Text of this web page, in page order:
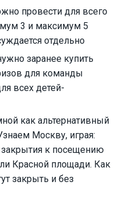
провести для всего
3 и максимум 5
отдельно
заранее купить
для команды
всех детей-
как альтернативный
Москву, играя:
закрытия к посещению
Красной площади. Как
закрыть и без